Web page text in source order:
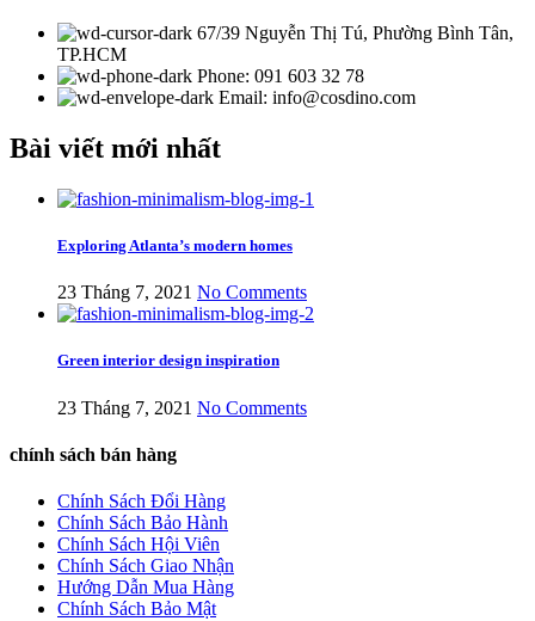
67/39 Nguyễn Thị Tú, Phường Bình Tân,
TP.HCM
Phone: 091 603 32 78
Email: info@cosdino.com
Bài viết mới nhất
Exploring Atlanta’s modern homes
23 Tháng 7, 2021 No Comments
Green interior design inspiration
23 Tháng 7, 2021 No Comments
chính sách bán hàng
Chính Sách Đổi Hàng
Chính Sách Bảo Hành
Chính Sách Hội Viên
Chính Sách Giao Nhận
Hướng Dẫn Mua Hàng
Chính Sách Bảo Mật